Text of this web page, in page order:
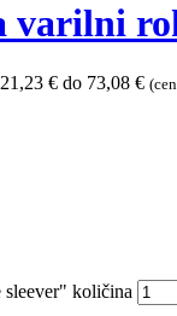
varilni
€ do 73,08 €
količina